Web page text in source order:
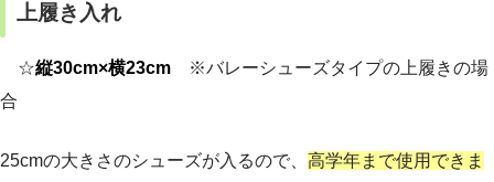
上履き入れ
☆縦30cm×横23cm ※バレーシューズタイプの上履きの場
合
25cmの大きさのシューズが入るので、 高学年まで使用できま